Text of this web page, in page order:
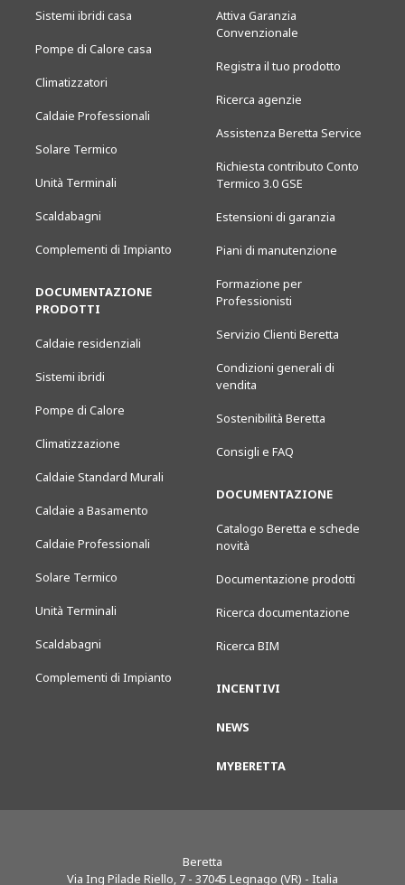
Sistemi ibridi casa
Pompe di Calore casa
Climatizzatori
Caldaie Professionali
Solare Termico
Unità Terminali
Scaldabagni
Complementi di Impianto
DOCUMENTAZIONE
PRODOTTI
Caldaie residenziali
Sistemi ibridi
Pompe di Calore
Climatizzazione
Caldaie Standard Murali
Caldaie a Basamento
Caldaie Professionali
Solare Termico
Unità Terminali
Scaldabagni
Complementi di Impianto
Attiva Garanzia
Convenzionale
Registra il tuo prodotto
Ricerca agenzie
Assistenza Beretta Service
Richiesta contributo Conto
Termico 3.0 GSE
Estensioni di garanzia
Piani di manutenzione
Formazione per
Professionisti
Servizio Clienti Beretta
Condizioni generali di
vendita
Sostenibilità Beretta
Consigli e FAQ
DOCUMENTAZIONE
Catalogo Beretta e schede
novità
Documentazione prodotti
Ricerca documentazione
Ricerca BIM
INCENTIVI
NEWS
MYBERETTA
Beretta
Via Ing Pilade Riello, 7 - 37045 Legnago (VR) - Italia